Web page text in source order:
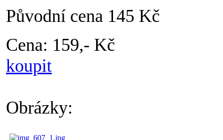
Původní cena 145 Kč
Cena: 159,- Kč
koupit
Obrázky: